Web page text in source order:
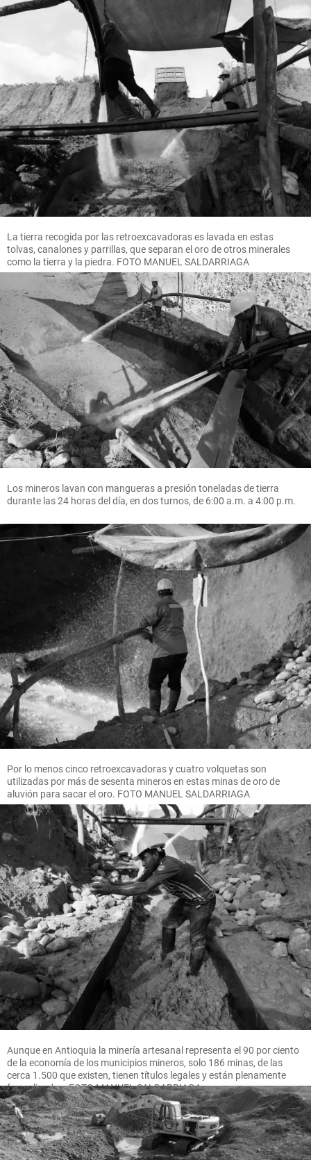
La tierra recogida por las retroexcavadoras es lavada en estas
tolvas, canalones y parrillas, que separan el oro de otros minerales
como la tierra y la piedra. FOTO MANUEL SALDARRIAGA
Los mineros lavan con mangueras a presión toneladas de tierra
durante las 24 horas del día, en dos turnos, de 6:00 a.m. a 4:00 p.m.
Por lo menos cinco retroexcavadoras y cuatro volquetas son
utilizadas por más de sesenta mineros en estas minas de oro de
aluvión para sacar el oro. FOTO MANUEL SALDARRIAGA
Aunque en Antioquia la minería artesanal representa el 90 por ciento
de la economía de los municipios mineros, solo 186 minas, de las
cerca 1.500 que existen, tienen títulos legales y están plenamente
formalizadas. FOTO MANUEL SALDARRIAGA